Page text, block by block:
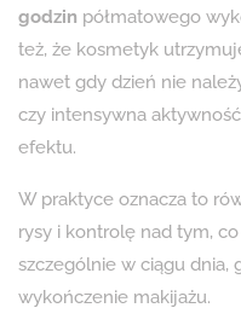
godzin półmatowego
też, że kosmetyk
nawet gdy dzień nie
czy intensywna
efektu.
W praktyce oznacza to
rysy i kontrolę nad tym,
szczególnie w ciągu dnia,
wykończenie makijażu.